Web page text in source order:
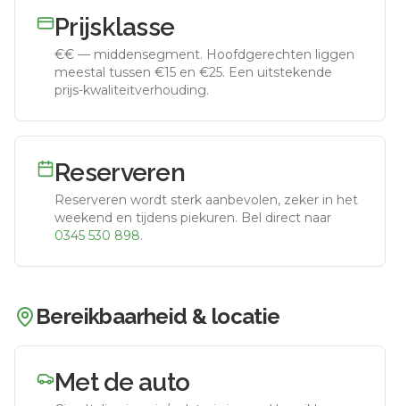
Prijsklasse
€€ — middensegment. Hoofdgerechten liggen
meestal tussen €15 en €25. Een uitstekende
prijs-kwaliteitverhouding.
Reserveren
Reserveren wordt sterk aanbevolen, zeker in het
weekend en tijdens piekuren. Bel direct naar
0345 530 898.
Bereikbaarheid & locatie
Met de auto